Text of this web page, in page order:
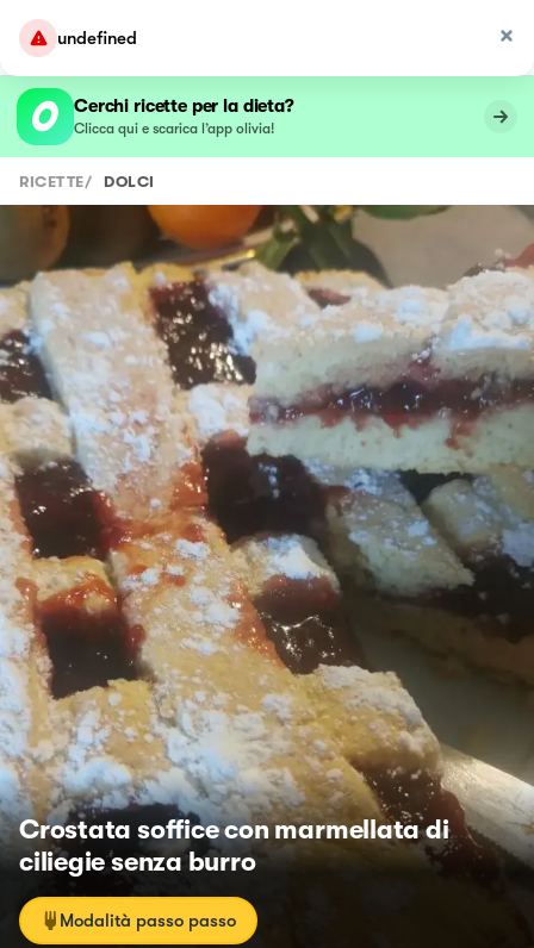
undefined
Cerchi ricette per la dieta?
Clicca qui e scarica l’app olivia!
RICETTE/ DOLCI
Crostata soffice con marmellata di
ciliegie senza burro
Modalità passo passo